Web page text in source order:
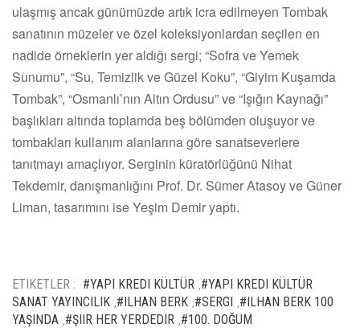
ulaşmış ancak günümüzde artık icra edilmeyen Tombak
sanatının müzeler ve özel koleksiyonlardan seçilen en
nadide örneklerin yer aldığı sergi; “Sofra ve Yemek
Sunumu”, “Su, Temizlik ve Güzel Koku”, “Giyim Kuşamda
Tombak”, “Osmanlı’nın Altın Ordusu” ve “Işığın Kaynağı”
başlıkları altında toplamda beş bölümden oluşuyor ve
tombakları kullanım alanlarına göre sanatseverlere
tanıtmayı amaçlıyor. Serginin küratörlüğünü Nihat
Tekdemir, danışmanlığını Prof. Dr. Sümer Atasoy ve Güner
Liman, tasarımını ise Yeşim Demir yaptı.
ETIKETLER : #YAPI KREDI KÜLTÜR #YAPI KREDI KÜLTÜR
SANAT YAYINCILIK #ILHAN BERK #SERGI #ILHAN BERK 100
YAŞINDA #ŞIIR HER YERDEDIR #100. DOĞUM